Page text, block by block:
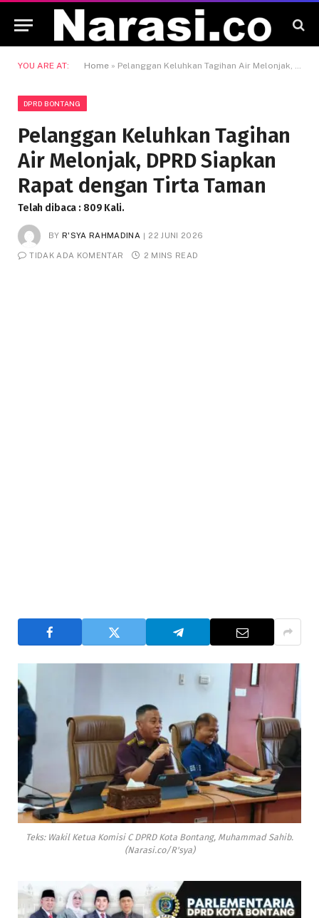
YOU ARE AT: Home » Pelanggan Keluhkan Tagihan Air Melonjak, DPRD Siapkan Rapat dengan Tirta Taman
DPRD BONTANG
Pelanggan Keluhkan Tagihan
Air Melonjak, DPRD Siapkan
Rapat dengan Tirta Taman
Telah dibaca : 809 Kali.
BY R'SYA RAHMADINA 22 JUNI 2026
TIDAK ADA KOMENTAR 2 MINS READ
Teks: Wakil Ketua Komisi C DPRD Kota Bontang, Muhammad Sahib.
(Narasi.co/R'sya)